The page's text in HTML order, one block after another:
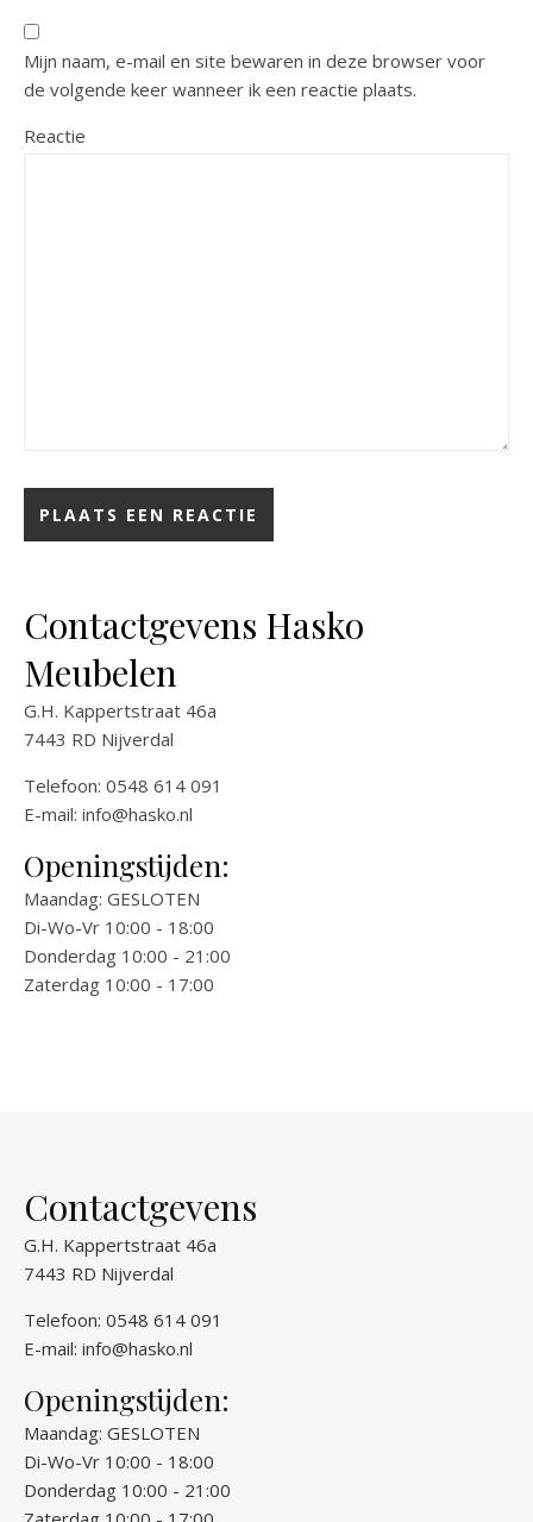
Mijn naam, e-mail en site bewaren in deze browser voor
de volgende keer wanneer ik een reactie plaats.
Reactie
Contactgevens Hasko
Meubelen
G.H. Kappertstraat 46a
7443 RD Nijverdal
Telefoon: 0548 614 091
E-mail: info@hasko.nl
Openingstijden:
Maandag: GESLOTEN
Di-Wo-Vr 10:00 - 18:00
Donderdag 10:00 - 21:00
Zaterdag 10:00 - 17:00
Contactgevens
G.H. Kappertstraat 46a
7443 RD Nijverdal
Telefoon: 0548 614 091
E-mail: info@hasko.nl
Openingstijden:
Maandag: GESLOTEN
Di-Wo-Vr 10:00 - 18:00
Donderdag 10:00 - 21:00